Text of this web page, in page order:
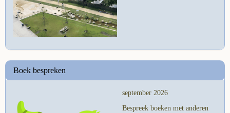
Boek bespreken
september 2026
Bespreek boeken met anderen